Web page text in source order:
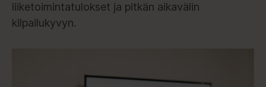
liiketoimintatulokset ja pitkän aikavälin
kilpailukyvyn.